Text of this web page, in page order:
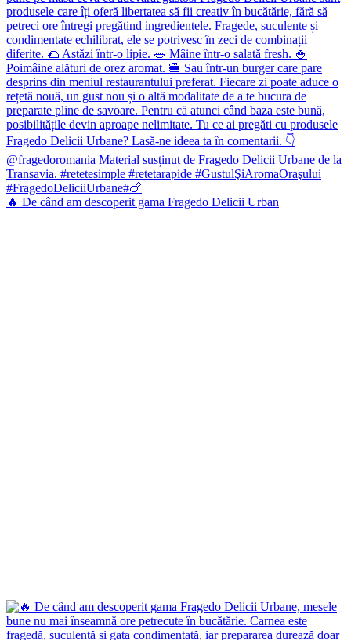
🔥 De când am descoperit gama Fragedo Delicii Urban